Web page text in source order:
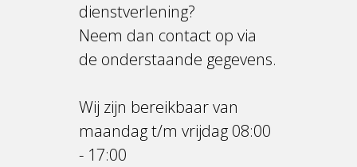
dienstverlening?
Neem dan contact op via
de onderstaande gegevens.
Wij zijn bereikbaar van
maandag t/m vrijdag 08:00
- 17:00